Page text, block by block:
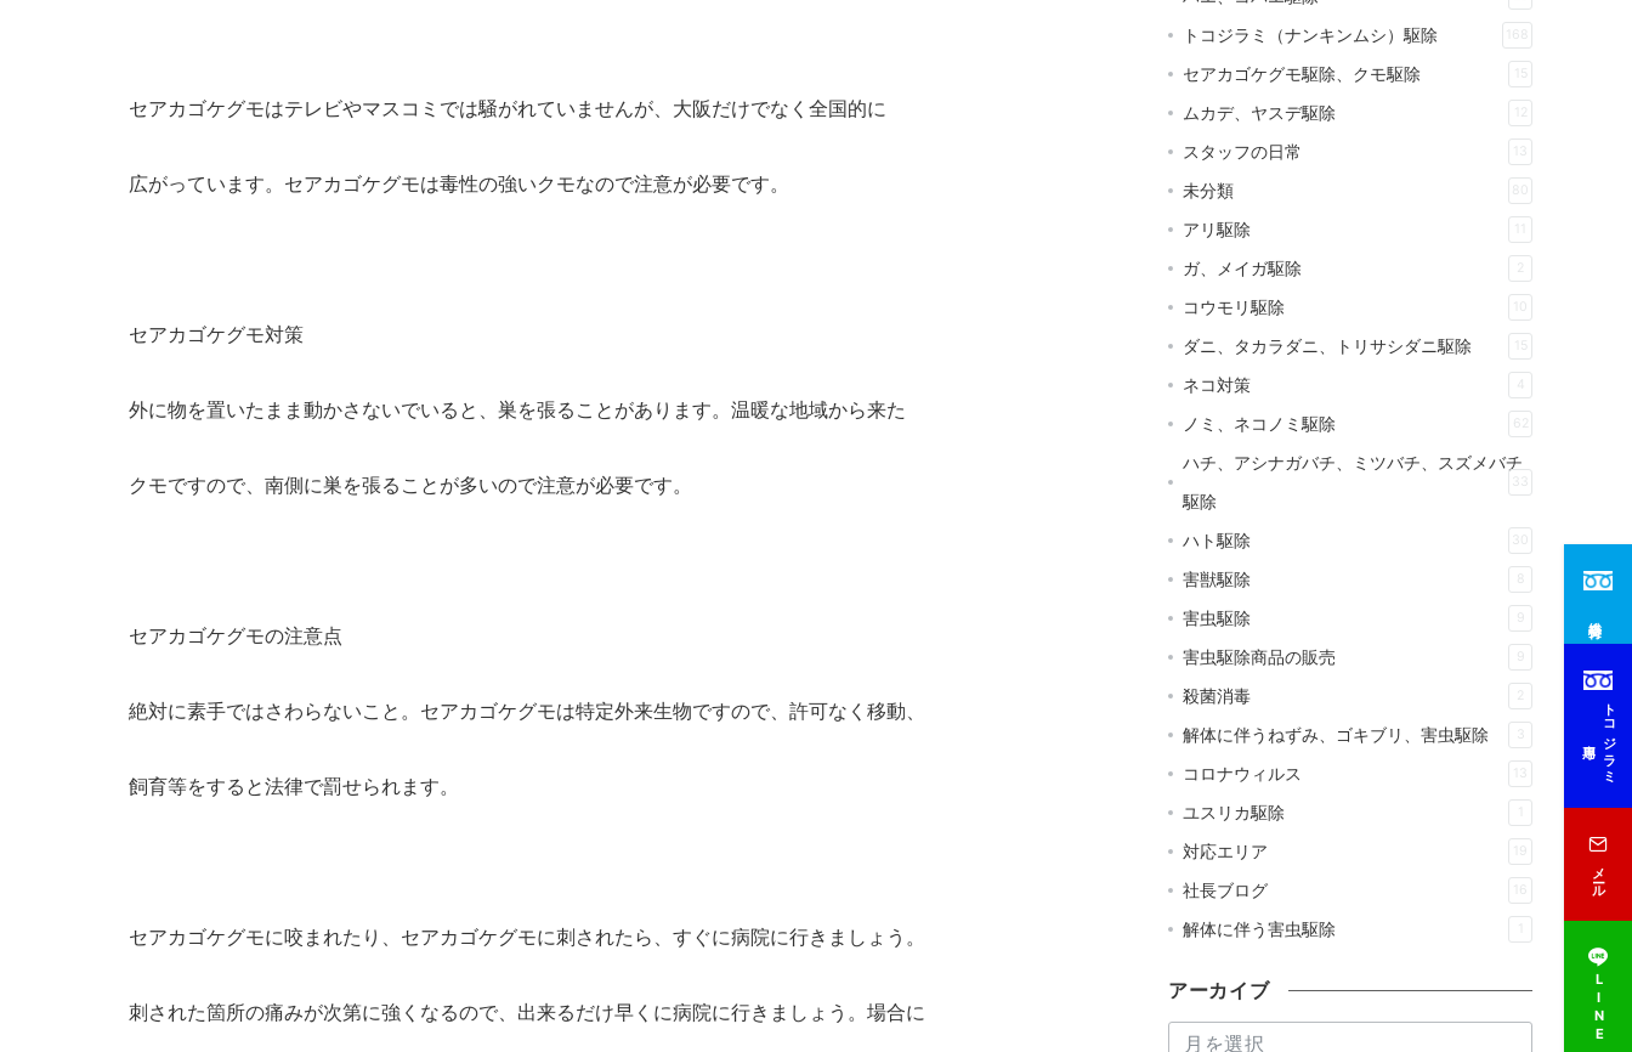
セアカゴケグモはテレビやマスコミでは騒がれていませんが、大阪だけでなく全国的に
広がっています。セアカゴケグモは毒性の強いクモなので注意が必要です。
セアカゴケグモ対策
外に物を置いたまま動かさないでいると、巣を張ることがあります。温暖な地域から来た
クモですので、南側に巣を張ることが多いので注意が必要です。
セアカゴケグモの注意点
絶対に素手ではさわらないこと。セアカゴケグモは特定外来生物ですので、許可なく移動、
飼育等をすると法律で罰せられます。
セアカゴケグモに咬まれたり、セアカゴケグモに刺されたら、すぐに病院に行きましょう。
刺された箇所の痛みが次第に強くなるので、出来るだけ早くに病院に行きましょう。場合に
トコジラミ（ナンキンムシ）駆除 168
セアカゴケグモ駆除、クモ駆除 15
ムカデ、ヤスデ駆除 12
スタッフの日常 13
未分類 80
アリ駆除
ガ、メイガ駆除 2
コウモリ駆除 10
ダニ、タカラダニ、トリサシダニ駆除 15
ネコ対策 4
ノミ、ネコノミ駆除 62
ハチ、アシナガバチ、ミツバチ、スズメバチ
駆除
33
ハト駆除 30
害獣駆除 8
害虫駆除 9
害虫駆除商品の販売 9
殺菌消毒 2
解体に伴うねずみ、ゴキブリ、害虫駆除 3
コロナウィルス 13
ユスリカ駆除
対応エリア 19
社長ブログ 16
解体に伴う害虫駆除
アーカイブ
トコジラミ
メール
LINE